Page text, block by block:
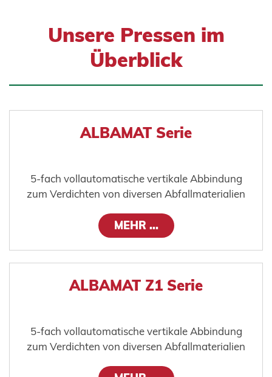
Unsere Pressen im
Überblick
ALBAMAT Serie
5-fach vollautomatische vertikale Abbindung
zum Verdichten von diversen Abfallmaterialien
MEHR ...
ALBAMAT Z1 Serie
5-fach vollautomatische vertikale Abbindung
zum Verdichten von diversen Abfallmaterialien